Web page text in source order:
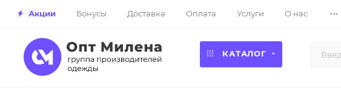
Акции Бонусы Доставка Оплата Услуги О нас ...
КАТАЛОГ